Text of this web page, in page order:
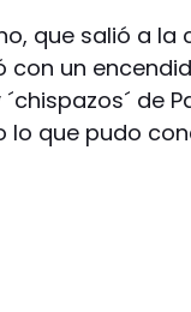
que salió a
con un
de
lo que pudo